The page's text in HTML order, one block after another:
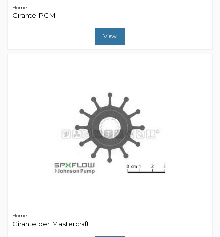
Home
Girante PCM
View
Home
Girante per Mastercraft